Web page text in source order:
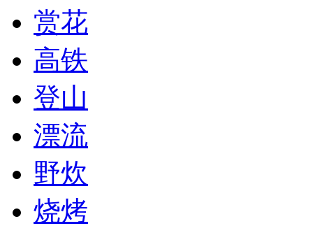
赏花
高铁
登山
漂流
野炊
烧烤